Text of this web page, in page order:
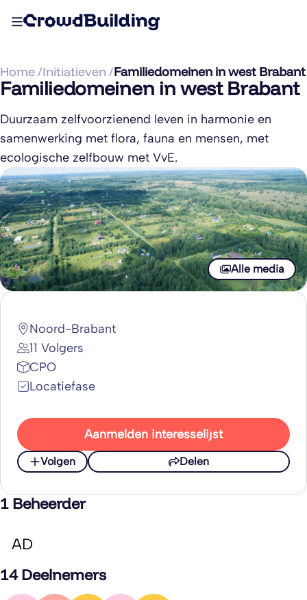
Home /Initiatieven /Familiedomeinen in west Brabant
Familiedomeinen in west Brabant
Duurzaam zelfvoorzienend leven in harmonie en
samenwerking met flora, fauna en mensen, met
ecologische zelfbouw met VvE.
Alle media
Noord-Brabant
11 Volgers
CPO
Locatiefase
Aanmelden interesselijst
Volgen Delen
1 Beheerder
AD
14 Deelnemers